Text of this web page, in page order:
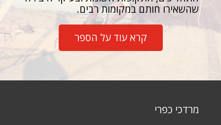
שהשאירו חותם במקומות רבים.
קרא עוד על הספר
מרדכי כפרי